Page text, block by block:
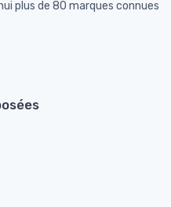
plus de 80 marques connues